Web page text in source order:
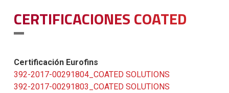
CERTIFICACIONES COATED
Certificación Eurofins
392-2017-00291804_COATED SOLUTIONS
392-2017-00291803_COATED SOLUTIONS